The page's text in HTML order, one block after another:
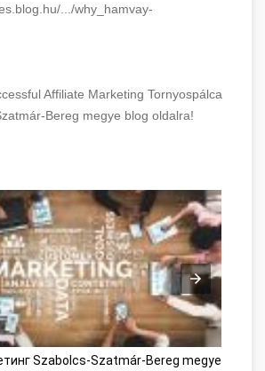
.../why_hamvay-
Affiliate Marketing Tornyospálca
Bereg megye blog oldalra!
Szabolcs-Szatmár-Bereg megye